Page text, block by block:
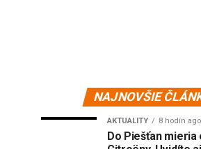
NAJNOVŠIE
AKTUALITY 8 hodín ago
Do Piešťan mieria